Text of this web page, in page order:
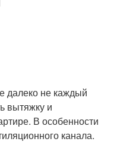
далеко не каждый
вытяжку и
В особенности
канала.